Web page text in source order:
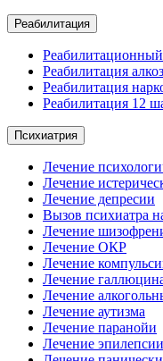
Реабилитация
Реабилитация
Реабилитация
Реабилитация 12
Психиатрия
Лечение
Лечение
Лечение депресии
Вызов психиатра
Лечение
Лечение ОКР
Лечение
Лечение
Лечение
Лечение аутизма
Лечение паранойи
Лечение эпилепсии